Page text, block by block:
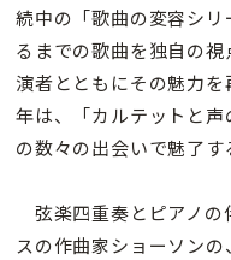
続中の「歌曲の変容シ
るまでの歌曲を独自の
演者とともにその魅力
年は、「カルテットと
の数々の出会いで魅了す
弦楽四重奏とピアノの
スの作曲家ショーソン